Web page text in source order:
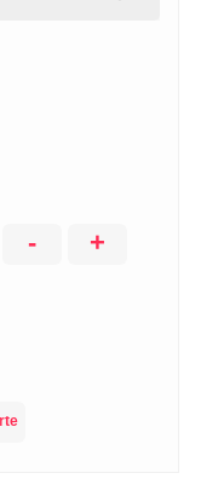
- +